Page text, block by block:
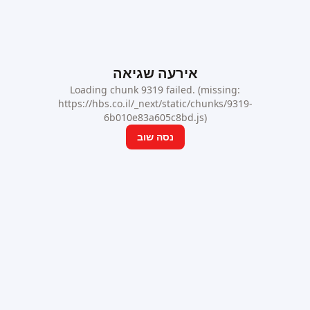
אירעה שגיאה
Loading chunk 9319 failed. (missing:
https://hbs.co.il/_next/static/chunks/9319-
6b010e83a605c8bd.js)